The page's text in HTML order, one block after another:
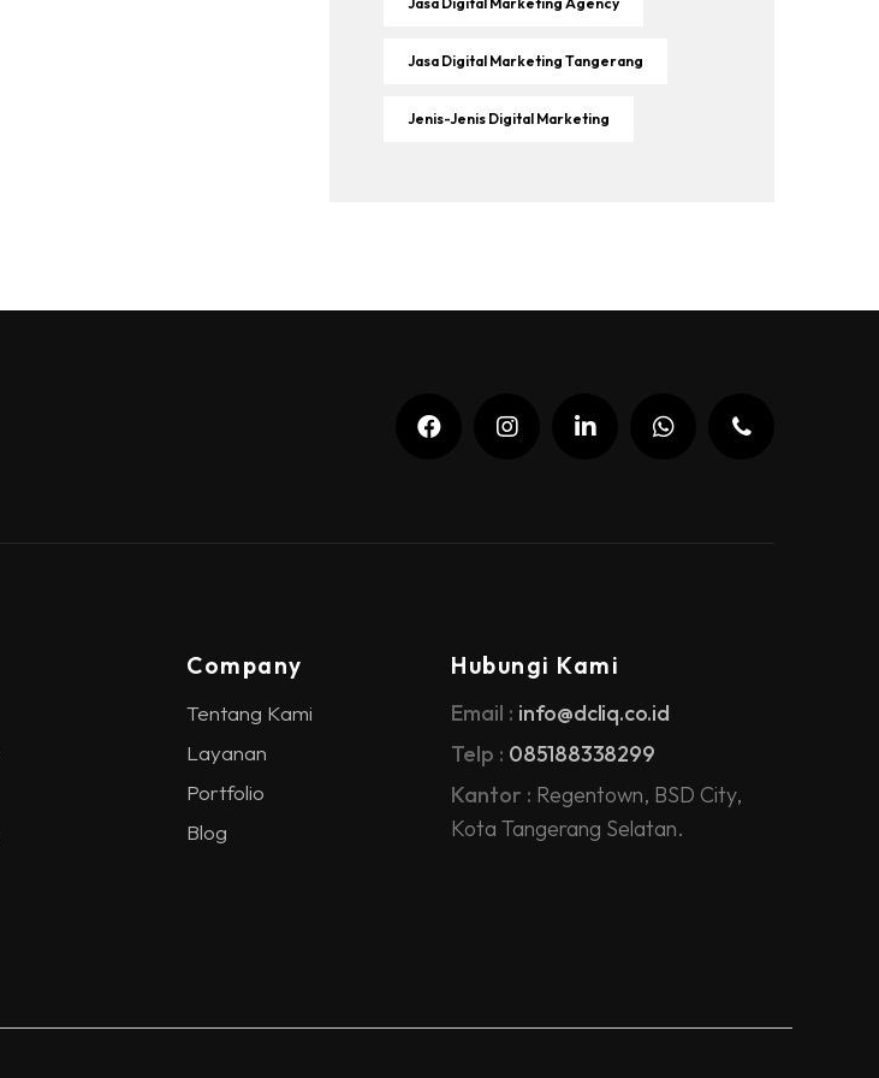
Jasa Digital Marketing Tangerang
Jenis-Jenis Digital Marketing
Company
Tentang Kami
Layanan
Portfolio
Blog
Hubungi Kami
Email : info@dcliq.co.id
Telp : 085188338299
Kantor : Regentown, BSD City,
Kota Tangerang Selatan.